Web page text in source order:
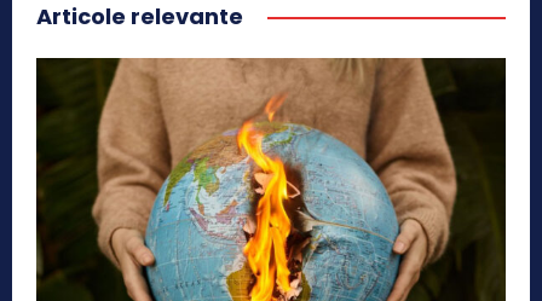
Articole relevante